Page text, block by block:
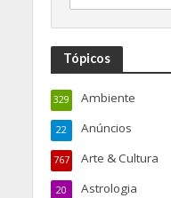
Tópicos
Ambiente
329
Anúncios
22
Arte & Cultura
767
Astrologia
20